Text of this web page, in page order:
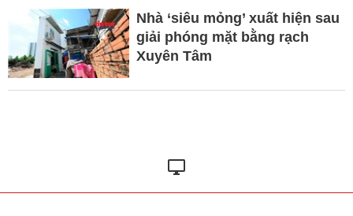
Nhà ‘siêu mỏng’ xuất hiện sau
giải phóng mặt bằng rạch
Xuyên Tâm